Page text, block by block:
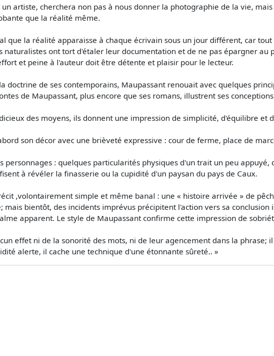
artiste, cherchera non pas à nous donner la photographie de la vie,
que la réalité même.
que la réalité apparaisse à chaque écrivain sous un jour différent, car
naturalistes ont tort d'étaler leur documentation et de ne pas épargner
et peine à l'auteur doit être détente et plaisir pour le lecteur.
doctrine de ses contemporains, Maupassant renouait avec quelques
de Maupassant, plus encore que ses romans, illustrent ses
des moyens, ils donnent une impression de simplicité, d'équilibre et
son décor avec une brièveté expressive : cour de ferme, place de
personnages : quelques particularités physiques d'un trait un peu
à révéler la finasserie ou la cupidité d'un paysan du pays de Caux.
,volontairement simple et même banal : une « histoire arrivée » de
mais bientôt, des incidents imprévus précipitent l'action vers sa
apparent. Le style de Maupassant confirme cette impression de
effet ni de la sonorité des mots, ni de leur agencement dans la phrase;
alerte, il cache une technique d'une étonnante sûreté.. »